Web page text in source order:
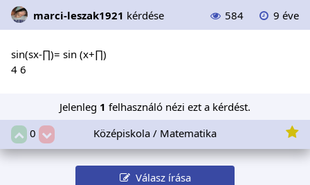
marci-leszak1921 kérdése 584 9 éve
sin(sx-∏)= sin (x+∏)
4 6
Jelenleg 1 felhasználó nézi ezt a kérdést.
0
Középiskola / Matematika
Válasz írása